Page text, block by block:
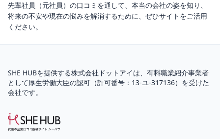
先輩社員（元社員）の口コミを通して、本当の会社の姿を知り、
将来の不安や現在の悩みを解消するために、ぜひサイトをご活用
ください。
SHE HUBを提供する株式会社ドットアイは、 有料職業紹介事業者
として厚生労働大臣の認可（許可番号：13-ユ-317136）を受けた
会社です。